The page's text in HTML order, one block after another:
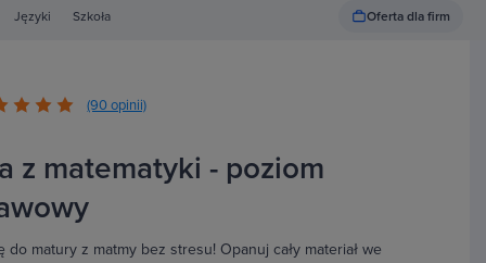
Języki Szkoła Oferta dla firm
(90 opinii)
z matematyki - poziom
do matury z matmy bez stresu! Opanuj cały materiał we